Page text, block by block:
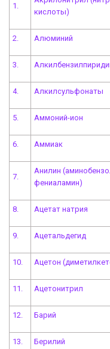
1.
кислоты)
2. Алюминий
3.
4. Алкилсульфонаты
5. Аммоний-ион
6. Аммиак
7.
Анилин
фениаламин)
8. Ацетат натрия
9. Ацетальдегид
10. Ацетон
11. Ацетонитрил
12. Барий
13. Берилий